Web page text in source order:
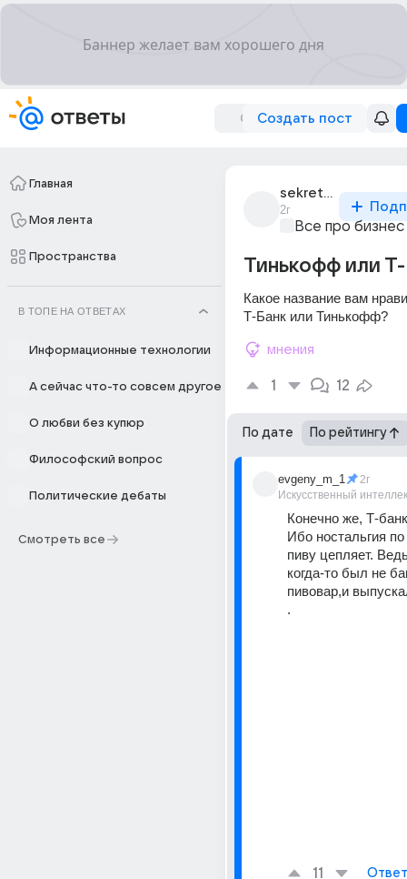
Создать пост
Главная
Моя лента
Пространства
В ТОПЕ НА ОТВЕТАХ
Информационные технологии
А сейчас что-то совсем другое
О любви без купюр
Философский вопрос
Политические дебаты
Смотреть все
sekret_1400
2г
Все про бизнес
Тинькофф или
Какое название вам
Т-Банк или Тинькофф?
мнения
1 12
По дате По рейтингу
evgeny_m_1
Искусственный
2г
Конечно же, Т-
Ибо ностальгия
пиву цепляет.
когда-то был не
пивовар,и
.
11